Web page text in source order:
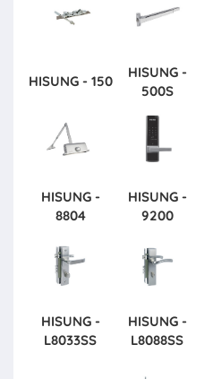
HISUNG - 150
HISUNG -
500S
HISUNG -
8804
HISUNG -
9200
HISUNG -
L8033SS
HISUNG -
L8088SS